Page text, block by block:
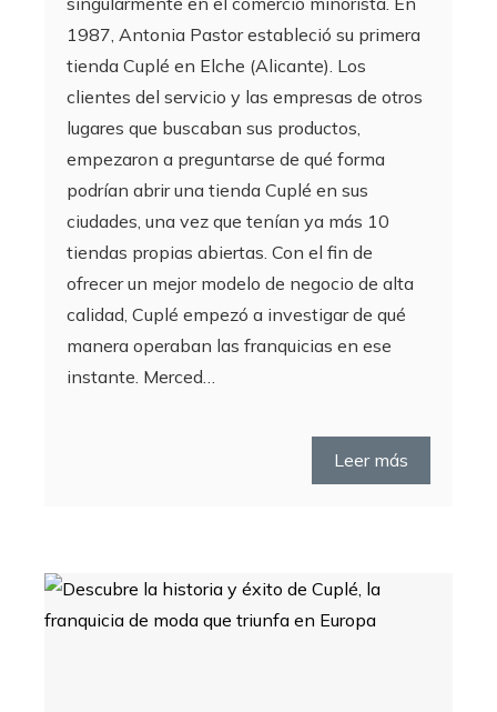
1987, Antonia Pastor estableció su primera
tienda Cuplé en Elche (Alicante). Los
clientes del servicio y las empresas de otros
lugares que buscaban sus productos,
empezaron a preguntarse de qué forma
podrían abrir una tienda Cuplé en sus
ciudades, una vez que tenían ya más 10
tiendas propias abiertas. Con el fin de
ofrecer un mejor modelo de negocio de alta
calidad, Cuplé empezó a investigar de qué
manera operaban las franquicias en ese
instante. Merced…
Leer más